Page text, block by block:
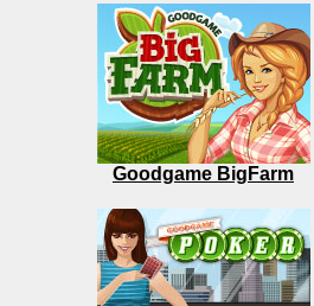
Goodgame BigFarm